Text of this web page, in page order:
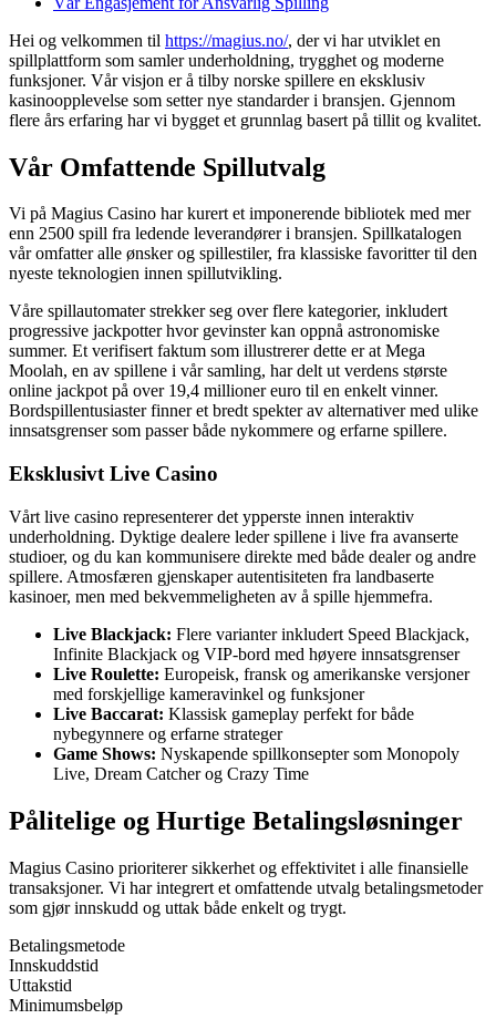
Hei og velkommen til https://magius.no/, der vi har utviklet en
spillplattform som samler underholdning, trygghet og moderne
funksjoner. Vår visjon er å tilby norske spillere en eksklusiv
kasinoopplevelse som setter nye standarder i bransjen. Gjennom
flere års erfaring har vi bygget et grunnlag basert på tillit og kvalitet.
Vår Omfattende Spillutvalg
Vi på Magius Casino har kurert et imponerende bibliotek med mer
enn 2500 spill fra ledende leverandører i bransjen. Spillkatalogen
vår omfatter alle ønsker og spillestiler, fra klassiske favoritter til den
nyeste teknologien innen spillutvikling.
Våre spillautomater strekker seg over flere kategorier, inkludert
progressive jackpotter hvor gevinster kan oppnå astronomiske
summer. Et verifisert faktum som illustrerer dette er at Mega
Moolah, en av spillene i vår samling, har delt ut verdens største
online jackpot på over 19,4 millioner euro til en enkelt vinner.
Bordspillentusiaster finner et bredt spekter av alternativer med ulike
innsatsgrenser som passer både nykommere og erfarne spillere.
Eksklusivt Live Casino
Vårt live casino representerer det ypperste innen interaktiv
underholdning. Dyktige dealere leder spillene i live fra avanserte
studioer, og du kan kommunisere direkte med både dealer og andre
spillere. Atmosfæren gjenskaper autentisiteten fra landbaserte
kasinoer, men med bekvemmeligheten av å spille hjemmefra.
Live Blackjack: Flere varianter inkludert Speed Blackjack,
Infinite Blackjack og VIP-bord med høyere innsatsgrenser
Live Roulette: Europeisk, fransk og amerikanske versjoner
med forskjellige kameravinkel og funksjoner
Live Baccarat: Klassisk gameplay perfekt for både
nybegynnere og erfarne strateger
Game Shows: Nyskapende spillkonsepter som Monopoly
Live, Dream Catcher og Crazy Time
Pålitelige og Hurtige Betalingsløsninger
Magius Casino prioriterer sikkerhet og effektivitet i alle finansielle
transaksjoner. Vi har integrert et omfattende utvalg betalingsmetoder
som gjør innskudd og uttak både enkelt og trygt.
Betalingsmetode
Innskuddstid
Uttakstid
Minimumsbeløp